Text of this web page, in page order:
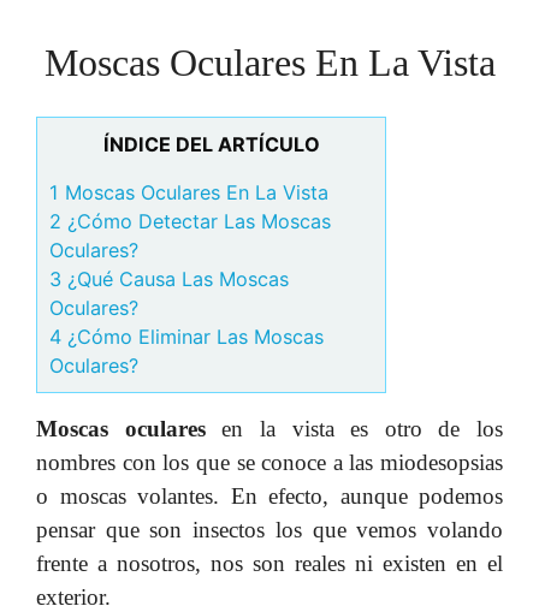
Moscas Oculares En La Vista
ÍNDICE DEL ARTÍCULO
1 Moscas Oculares En La Vista
2 ¿Cómo Detectar Las Moscas
Oculares?
3 ¿Qué Causa Las Moscas
Oculares?
4 ¿Cómo Eliminar Las Moscas
Oculares?
Moscas ocularesen la vista es otro de los
nombres con los que se conoce a las miodesopsias
o moscas volantes. En efecto, aunque podemos
pensar que son insectos los que vemos volando
frente a nosotros, nos son reales ni existen en el
exterior.